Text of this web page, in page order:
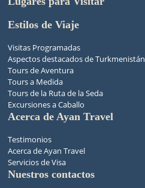
Estilos de Viaje
Visitas Programadas
Aspectos destacados de Turkmenistán
Tours de Aventura
Tours a Medida
Tours de la Ruta de la Seda
Excursiones a Caballo
Acerca de Ayan Travel
Testimonios
Acerca de Ayan Travel
Servicios de Visa
Nuestros contactos